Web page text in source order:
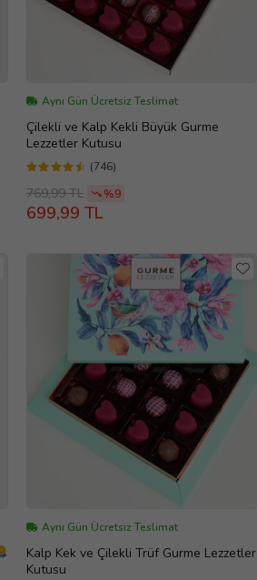
Aynı Gün Ücretsiz Teslimat
Çilekli ve Kalp Kekli Büyük Gurme
Lezzetler Kutusu
(746)
769,99 TL %9
699,99 TL
Aynı Gün Ücretsiz Teslimat
Kalp Kek ve Çilekli Trüf Gurme Lezzetler
Kutusu